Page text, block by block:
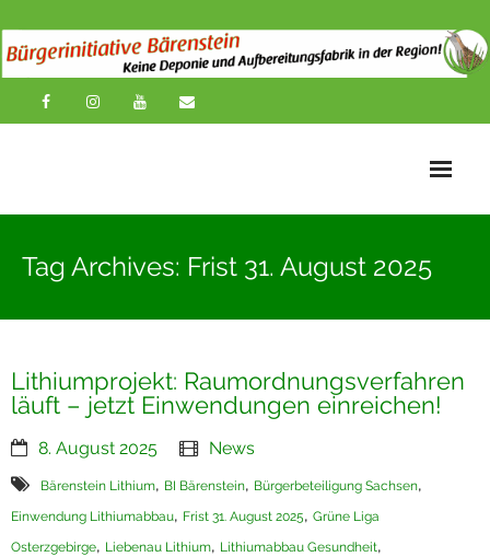
News
Über uns
Impressionen
Termine
Tag Archives: Frist 31. August 2025
Lithiumprojekt: Raumordnungsverfahren
läuft – jetzt Einwendungen einreichen!
8. August 2025 News
Bärenstein Lithium, BI Bärenstein, Bürgerbeteiligung Sachsen,
Einwendung Lithiumabbau, Frist 31. August 2025, Grüne Liga
Osterzgebirge, Liebenau Lithium, Lithiumabbau Gesundheit,